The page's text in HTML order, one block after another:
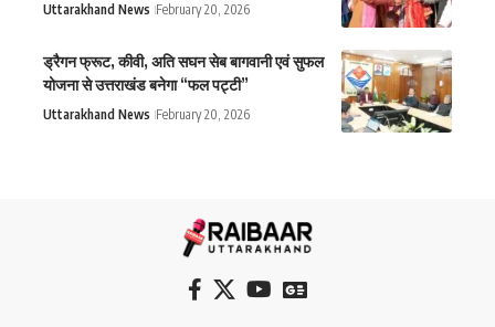
Uttarakhand News February 20, 2026
ड्रैगन फ्रूट, कीवी, अति सघन सेब बागवानी एवं सुफल
योजना से उत्तराखंड बनेगा “फल पट्टी”
Uttarakhand News February 20, 2026